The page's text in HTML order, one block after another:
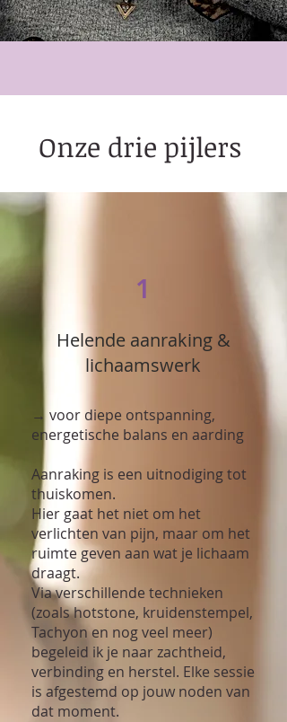
Onze drie pijlers
1
Helende aanraking &
lichaamswerk
→ voor diepe ontspanning,
energetische balans en aarding
Aanraking is een uitnodiging tot
thuiskomen.
Hier gaat het niet om het
verlichten van pijn, maar om het
ruimte geven aan wat je lichaam
draagt.
Via verschillende technieken
(zoals hotstone, kruidenstempel,
Tachyon en nog veel meer)
begeleid ik je naar zachtheid,
verbinding en herstel. Elke sessie
is afgestemd op jouw noden van
dat moment.